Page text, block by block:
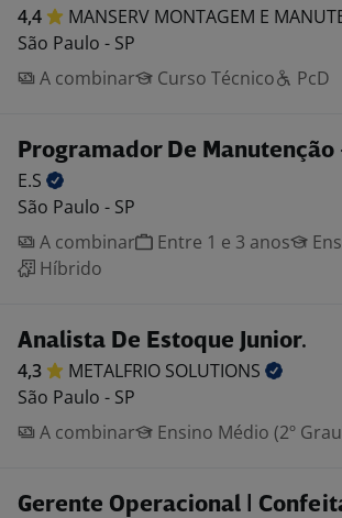
4,4 MANSERV MONTAGEM E
São Paulo - SP
A combinar
Curso Técnico PcD
Programador De
E.S
São Paulo - SP
A combinar
Entre 1 e 3 anos
Híbrido
Analista De Estoque Junior.
4,3 METALFRIO SOLUTIONS
São Paulo - SP
A combinar
Ensino Médio (2º
Gerente Operacional |